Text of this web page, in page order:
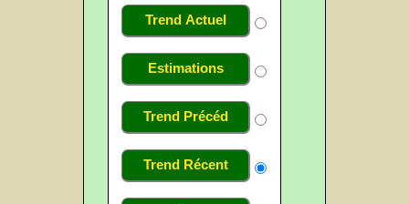
Trend Actuel
Estimations
Trend Précéd
Trend Récent